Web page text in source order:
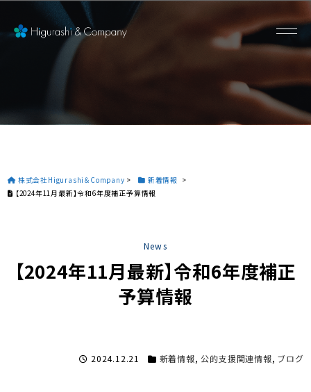
株式会社Higurashi＆Company > 新着情報 >
【2024年11月最新】令和6年度補正予算情報
News
【2024年11月最新】令和6年度補正
予算情報
2024.12.21 新着情報,公的支援関連情報,ブログ